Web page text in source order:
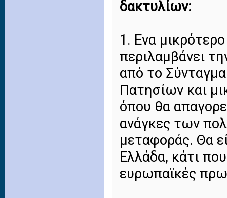
δακτυλίων:
1. Ενα
περιλαμβάνει
από το
Πατησίων και
όπου θα
ανάγκες των
μεταφοράς. Θα
Ελλάδα, κάτι
ευρωπαϊκές